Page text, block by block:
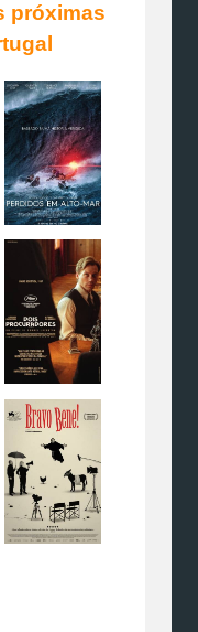
próximas